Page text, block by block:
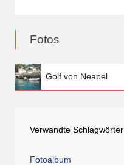
Fotos
Golf von Neapel
Verwandte Schlagwörter
Fotoalbum